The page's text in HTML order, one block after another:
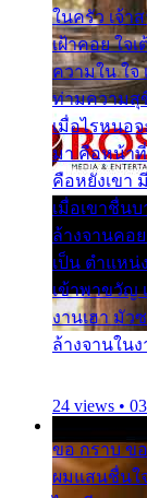
ในครัว เจ้า
เฝ้าคอย ใจ
ความใน ใจ
ท่ามความสุ
เมื่อไรหนอ
มา คือหน้าที่
คือหยังเขา
เมื่อเขาชื่น
ล้างจานคอ
เป็น ตำแหน่
เข้าพาขวัญ
งานเฮา มัว
ล้างจานในง
24 views •
ขอ กราบ ข
ผมแสนชื่นใ